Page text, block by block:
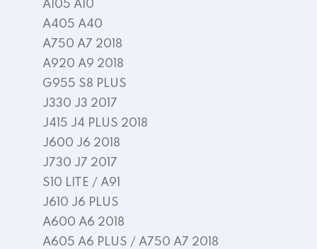
A105 A10
A405 A40
A750 A7 2018
A920 A9 2018
G955 S8 PLUS
J330 J3 2017
J415 J4 PLUS 2018
J600 J6 2018
J730 J7 2017
S10 LITE / A91
J610 J6 PLUS
A600 A6 2018
A605 A6 PLUS / A750 A7 2018